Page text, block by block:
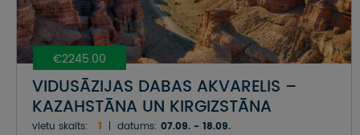
€2245.00
VIDUSĀZIJAS DABAS AKVARELIS –
KAZAHSTĀNA UN KIRGIZSTĀNA
vietu skaits: 1 datums: 07.09. - 18.09.